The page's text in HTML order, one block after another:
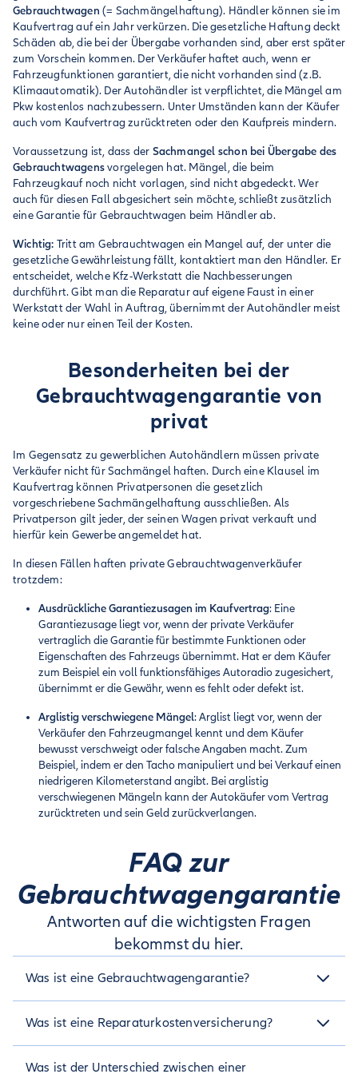
Gebrauchtwagen (= Sachmängelhaftung). Händler können sie im
Kaufvertrag auf ein Jahr verkürzen. Die gesetzliche Haftung deckt
Schäden ab, die bei der Übergabe vorhanden sind, aber erst später
zum Vorschein kommen. Der Verkäufer haftet auch, wenn er
Fahrzeugfunktionen garantiert, die nicht vorhanden sind (z.B.
Klimaautomatik). Der Autohändler ist verpflichtet, die Mängel am
Pkw kostenlos nachzubessern. Unter Umständen kann der Käufer
auch vom Kaufvertrag zurücktreten oder den Kaufpreis mindern.
Voraussetzung ist, dass der Sachmangel schon bei Übergabe des
Gebrauchtwagensvorgelegen hat. Mängel, die beim
Fahrzeugkauf noch nicht vorlagen, sind nicht abgedeckt. Wer
auch für diesen Fall abgesichert sein möchte, schließt zusätzlich
eine Garantie für Gebrauchtwagen beim Händler ab.
Wichtig: Tritt am Gebrauchtwagen ein Mangel auf, der unter die
gesetzliche Gewährleistung fällt, kontaktiert man den Händler. Er
entscheidet, welche Kfz-Werkstatt die Nachbesserungen
durchführt. Gibt man die Reparatur auf eigene Faust in einer
Werkstatt der Wahl in Auftrag, übernimmt der Autohändler meist
keine oder nur einen Teil der Kosten.
Besonderheiten bei der
Gebrauchtwagenga­rantie von
privat
Im Gegensatz zu gewerblichen Autohändlern müssen private
Verkäufer nicht für Sachmängel haften. Durch eine Klausel im
Kaufvertrag können Privatpersonen die gesetzlich
vorgeschriebene Sachmängelhaftung ausschließen. Als
Privatperson gilt jeder, der seinen Wagen privat verkauft und
hierfür kein Gewerbe angemeldet hat.
In diesen Fällen haften private Gebrauchtwagenverkäufer
trotzdem:
Ausdrückliche Garantiezusagen im Kaufvertrag: Eine
Garantiezusage liegt vor, wenn der private Verkäufer
vertraglich die Garantie für bestimmte Funktionen oder
Eigenschaften des Fahrzeugs übernimmt. Hat er dem Käufer
zum Beispiel ein voll funktionsfähiges Autoradio zugesichert,
übernimmt er die Gewähr, wenn es fehlt oder defekt ist.
Arglistig verschwiegene Mängel: Arglist liegt vor, wenn der
Verkäufer den Fahrzeugmangel kennt und dem Käufer
bewusst verschweigt oder falsche Angaben macht. Zum
Beispiel, indem er den Tacho manipuliert und bei Verkauf einen
niedrigeren Kilometerstand angibt. Bei arglistig
verschwiegenen Mängeln kann der Autokäufer vom Vertrag
zurücktreten und sein Geld zurückverlangen.
FAQ zur
Gebrauchtwagengarantie
Antworten auf die wichtigsten Fragen
bekommst du hier.
Was ist eine Gebrauchtwagengarantie?
ab, die im entsprechenden Versicherungszeitraum an einem
Was ist eine Reparaturkostenversicherung?
Gebrauchtwagengarantie. Wenn du ein gebrauchtes Auto
Was ist der Unterschied zwischen einer